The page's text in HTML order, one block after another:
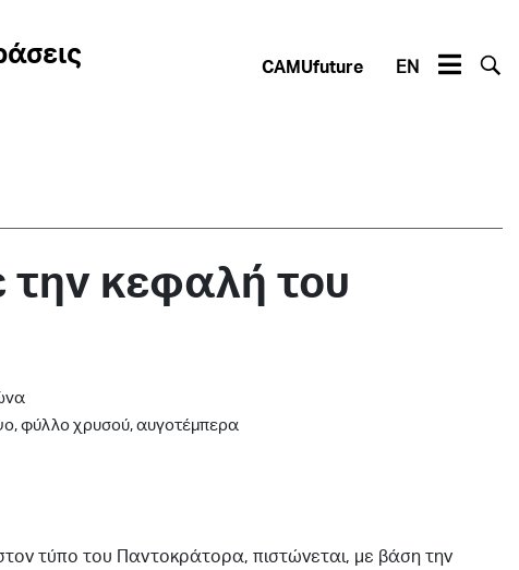
CAMUfuture EN
την κεφαλή του
φύλλο χρυσού, αυγοτέμπερα
τύπο του Παντοκράτορα, πιστώνεται, με βάση την